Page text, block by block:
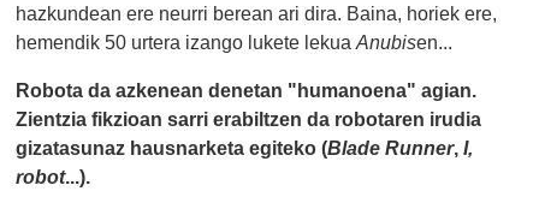
hazkundean ere neurri berean ari dira. Baina, horiek ere,
hemendik 50 urtera izango lukete lekuaAnubisen...
Robota da azkenean denetan "humanoena" agian.
Zientzia fikzioan sarri erabiltzen da robotaren irudia
gizatasunaz hausnarketa egiteko (Blade Runner,I,
robot...).